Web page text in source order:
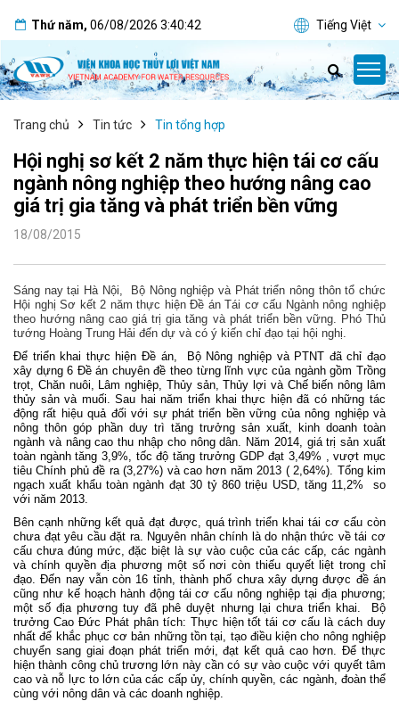
Thứ năm, 06/08/2026 3:40:43 Tiếng Việt
Trang chủ Tin tức Tin tổng hợp
Hội nghị sơ kết 2 năm thực hiện tái cơ cấu
ngành nông nghiệp theo hướng nâng cao
giá trị gia tăng và phát triển bền vững
18/08/2015
Sáng nay tại Hà Nội, Bộ Nông nghiệp và Phát triển nông thôn tổ chức
Hội nghị Sơ kết 2 năm thực hiện Đề án Tái cơ cấu Ngành nông nghiệp
theo hướng nâng cao giá trị gia tăng và phát triển bền vững. Phó Thủ
tướng Hoàng Trung Hải đến dự và có ý kiến chỉ đạo tại hội nghị.
Để triển khai thực hiện Đề án,
Bộ Nông nghiệp và PTNT đã chỉ đạo
xây dựng 6 Đề án chuyên đề theo từng lĩnh vực của ngành gồm Trồng
trọt, Chăn nuôi, Lâm nghiệp, Thủy sản, Thủy lợi và Chế biến nông lâm
thủy sản và muối. Sau hai năm triển khai thực hiện đã có những tác
động rất hiệu quả đối với sự phát triển bền vững của nông nghiệp và
nông thôn góp phần duy trì tăng trưởng sản xuất, kinh doanh toàn
ngành và nâng cao thu nhập cho nông dân. Năm 2014, giá trị sản xuất
toàn ngành tăng 3,9%, tốc độ tăng trưởng GDP đạt 3,49% , vượt mục
tiêu Chính phủ đề ra (3,27%) và cao hơn năm 2013 ( 2,64%). Tổng kim
ngạch xuất khẩu toàn ngành đạt 30 tỷ 860 triệu USD, tăng 11,2%
so
với năm 2013.
Bên cạnh những kết quả đạt được, quá trình triển khai tái cơ cấu còn
chưa đạt yêu cầu đặt ra. Nguyên nhân chính là do nhận thức về tái cơ
cấu chưa đúng mức, đặc biệt là sự vào cuộc của các cấp, các ngành
và chính quyền địa phương một số nơi còn thiếu quyết liệt trong chỉ
đạo. Đến nay vẫn còn 16 tỉnh, thành phố chưa xây dựng được đề án
cũng như kế hoạch hành động tái cơ cấu nông nghiệp tại địa phương;
một số địa phương tuy đã phê duyệt nhưng lại chưa triển khai.
Bộ
trưởng Cao Đức Phát phân tích: Thực hiện tốt tái cơ cấu là cách duy
nhất để khắc phục cơ bản những tồn tại, tạo điều kiện cho nông nghiệp
chuyển sang giai đoạn phát triển mới, đạt kết quả cao hơn. Để thực
hiện thành công chủ trương lớn này cần có sự vào cuộc với quyết tâm
cao và nỗ lực to lớn của các cấp ủy, chính quyền, các ngành, đoàn thể
cùng với nông dân và các doanh nghiệp.